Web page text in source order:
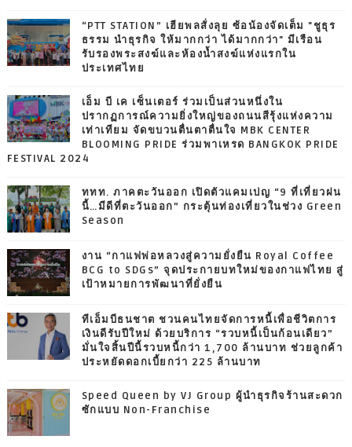
“PTT STATION” เฮียพลสั่งลุย ซ้อน้องจัดเต็ม "ชูธุร
ธรรม นำธุรกิจ ให้มากกว่า ได้มากกว่า" มีเรือน
รับรองพระสงฆ์และห้องน้ำสงฆ์แห่งแรกใน
ประเทศไทย
เอ็ม บี เค เซ็นเตอร์ ร่วมเป็นส่วนหนึ่งใน
ปรากฏการณ์ความยิ่งใหญ่ของถนนสีรุ้งแห่งความ
เท่าเทียม จัดขบวนตื่นตาตื่นใจ MBK CENTER
BLOOMING PRIDE ร่วมพาเหรด BANGKOK PRIDE
FESTIVAL 2024
ททท. ภาคตะวันออก เปิดตัวแคมเปญ “9 ที่เที่ยวฝน
นี้…มีดีที่ตะวันออก” กระตุ้นท่องเที่ยวในช่วง Green
Season
งาน “กาแฟพ่อหลวงสู่ความยั่งยืน Royal Coffee
BCG to SDGs” จุดประกายบทใหม่ของกาแฟไทย สู่
เป้าหมายการพัฒนาที่ยั่งยืน
ทีเอ็มบีธนชาต ชวนคนไทยจัดการหนี้เพื่อชีวิตการ
เงินดีรับปีใหม่ ด้วยบริการ “รวบหนี้เป็นก้อนเดียว”
มั่นใจสิ้นปีนี้รวบหนี้กว่า 1,700 ล้านบาท ช่วยลูกค้า
ประหยัดดอกเบี้ยกว่า 225 ล้านบาท
Speed Queen by VJ Group ผู้นำธุรกิจร้านสะดวก
ซักแบบ Non-Franchise